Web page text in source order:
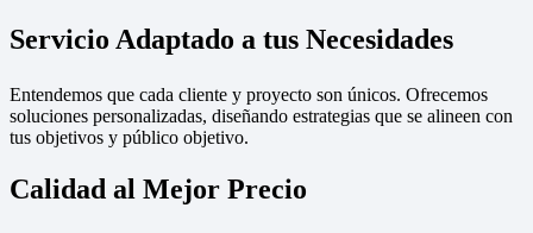
Servicio Adaptado a tus Necesidades
Entendemos que cada cliente y proyecto son únicos. Ofrecemos
soluciones personalizadas, diseñando estrategias que se alineen con
tus objetivos y público objetivo.
Calidad al Mejor Precio